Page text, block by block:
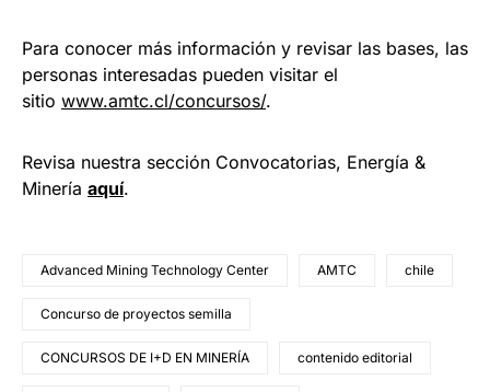
Para conocer más información y revisar las bases, las
personas interesadas pueden visitar el
sitio www.amtc.cl/concursos/.
Revisa nuestra sección Convocatorias, Energía &
Minería aquí.
Advanced Mining Technology Center AMTC chile
Concurso de proyectos semilla
CONCURSOS DE I+D EN MINERÍA contenido editorial